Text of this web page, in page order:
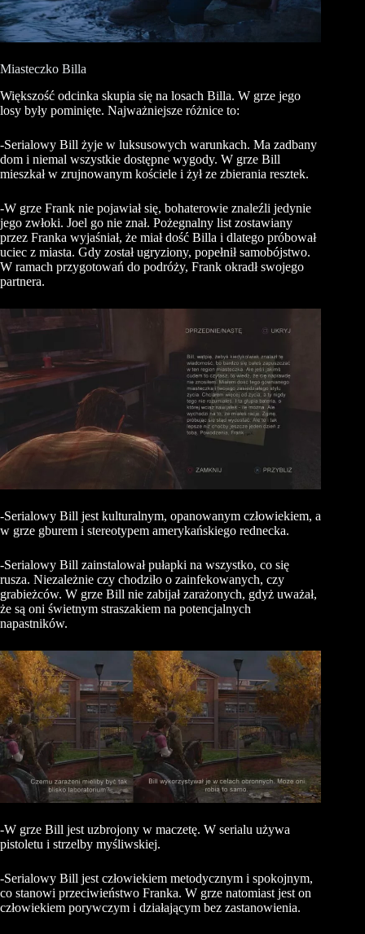
Miasteczko Billa
Większość odcinka skupia się na losach Billa. W grze jego
losy były pominięte. Najważniejsze różnice to:
-Serialowy Bill żyje w luksusowych warunkach. Ma zadbany
dom i niemal wszystkie dostępne wygody. W grze Bill
mieszkał w zrujnowanym kościele i żył ze zbierania resztek.
-W grze Frank nie pojawiał się, bohaterowie znaleźli jedynie
jego zwłoki. Joel go nie znał. Pożegnalny list zostawiany
przez Franka wyjaśniał, że miał dość Billa i dlatego próbował
uciec z miasta. Gdy został ugryziony, popełnił samobójstwo.
W ramach przygotowań do podróży, Frank okradł swojego
partnera.
-Serialowy Bill jest kulturalnym, opanowanym człowiekiem, a
w grze gburem i stereotypem amerykańskiego rednecka.
-Serialowy Bill zainstalował pułapki na wszystko, co się
rusza. Niezależnie czy chodziło o zainfekowanych, czy
grabieżców. W grze Bill nie zabijał zarażonych, gdyż uważał,
że są oni świetnym straszakiem na potencjalnych
napastników.
-W grze Bill jest uzbrojony w maczetę. W serialu używa
pistoletu i strzelby myśliwskiej.
-Serialowy Bill jest człowiekiem metodycznym i spokojnym,
co stanowi przeciwieństwo Franka. W grze natomiast jest on
człowiekiem porywczym i działającym bez zastanowienia.